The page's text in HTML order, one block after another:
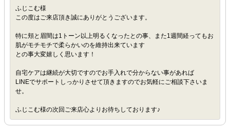
ふじこむ様
この度はご来店頂き誠にありがとうございます。
特に頬と眉間は1トーン以上明るくなったとの事、また1週間経ってもお
肌がモチモチで柔らかいのを維持出来ています
との事大変嬉しく思います！
自宅ケアは継続が大切ですのでお手入れで分からない事があれば
LINEでサポートしっかりさせて頂きますのでお気軽にご相談下さいま
せ。
ふじこむ様の次回ご来店心よりお待ちしております♪